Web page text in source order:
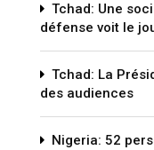
Tchad: Une
défense voit le
Tchad: La
des audiences
Nigeria: 52